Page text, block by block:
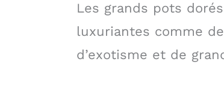
Les grands pots
luxuriantes comme
d’exotisme et de